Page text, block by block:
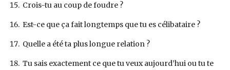
Crois-tu au coup de foudre ?
Est-ce que ça fait longtemps que tu es célibataire ?
Quelle a été ta plus longue relation ?
Tu sais exactement ce que tu veux aujourd’hui ou tu te